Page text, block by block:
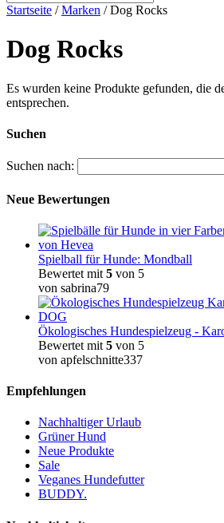
Startseite /Marken / Dog Rocks
Dog Rocks
Es wurden keine Produkte gefunden, die
entsprechen.
Suchen
Suchen nach:
Neue Bewertungen
Spielball für Hunde: Mondball
Bewertet mit 5 von 5
von sabrina79
Ökologisches Hundespielzeug -
Bewertet mit 5 von 5
von apfelschnitte337
Empfehlungen
Nachhaltiger Urlaub
Grüner Hund
Neue Produkte
Sale
Veganes Hundefutter
BUDDY.